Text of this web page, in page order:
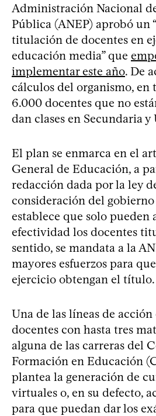
Administración Nacional
Pública (ANEP) aprobó un
titulación de docentes en
educación media” que
implementar este año. De
cálculos del organismo, en
6.000 docentes que no
dan clases en Secundaria y
El plan se enmarca en el
General de Educación, a
redacción dada por la ley
consideración del
establece que solo pueden
efectividad los docentes
sentido, se mandata a la
mayores esfuerzos para
ejercicio obtengan el título.
Una de las líneas de
docentes con hasta tres
alguna de las carreras del
Formación en Educación
plantea la generación de
virtuales o, en su defecto,
para que puedan dar los